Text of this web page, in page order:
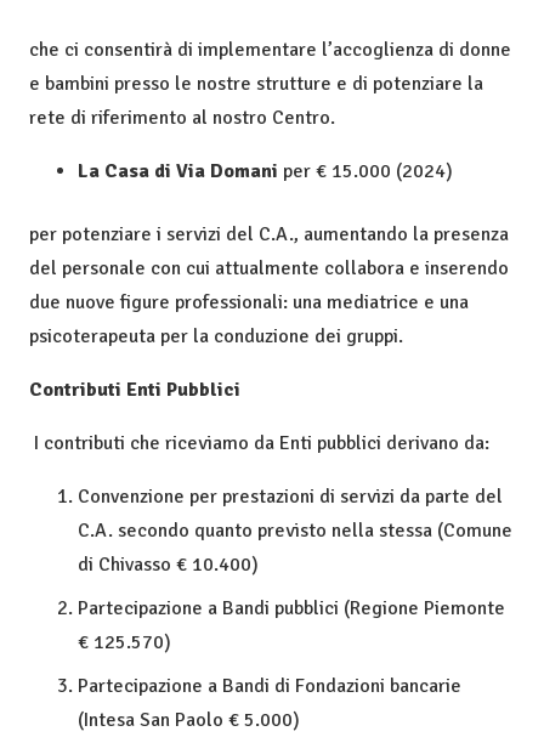
che ci consentirà di implementare l’accoglienza di donne
e bambini presso le nostre strutture e di potenziare la
rete di riferimento al nostro Centro.
La Casa di Via Domani per € 15.000 (2024)
per potenziare i servizi del C.A., aumentando la presenza
del personale con cui attualmente collabora e inserendo
due nuove figure professionali: una mediatrice e una
psicoterapeuta per la conduzione dei gruppi.
Contributi Enti Pubblici
I contributi che riceviamo da Enti pubblici derivano da:
Convenzione per prestazioni di servizi da parte del
C.A. secondo quanto previsto nella stessa (Comune
di Chivasso € 10.400)
Partecipazione a Bandi pubblici (Regione Piemonte
€ 125.570)
Partecipazione a Bandi di Fondazioni bancarie
(Intesa San Paolo € 5.000)